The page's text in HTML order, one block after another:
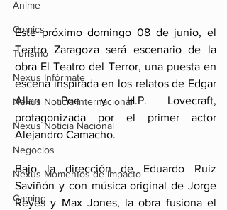
Anime
Comics
Turismo
Nexus Infórmate
Nexus Noticia Internacional
Nexus Noticia Nacional
Negocios
Nexus Momentos de Impacto
Gaming
Este próximo domingo 08 de junio, el
Teatro Zaragoza será escenario de la
obra El Teatro del Terror, una puesta en
escena inspirada en los relatos de Edgar
Allan Poe y H.P. Lovecraft,
protagonizada por el primer actor
Alejandro Camacho.
Bajo la dirección de Eduardo Ruiz
Saviñón y con música original de Jorge
Reyes y Max Jones, la obra fusiona el